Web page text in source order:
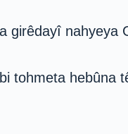
girêdayî nahyeya
tohmeta hebûna